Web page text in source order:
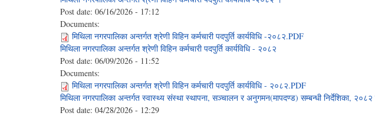
Post date: 06/16/2026 - 17:12
Documents:
मिथिला नगरपालिका अन्तर्गत श्रेणी विहिन कर्मचारी पदपुर्ति कार्यविधि -२०८२.PDF
मिथिला नगरपालिका अन्तर्गत श्रेणी विहिन कर्मचारी पदपुर्ति कार्यविधि - २०८२
Post date: 06/09/2026 - 11:52
Documents:
मिथिला नगरपालिका अन्तर्गत श्रेणी विहिन कर्मचारी पदपुर्ति कार्यविधि - २०८२.PDF
मिथिला नगरपालिका अन्तर्गत स्वास्थ्य संस्था स्थापना, सञ्चालन र अनुगमन(मापदण्ड) सम्बन्धी निर्देशिका,
Post date: 04/28/2026 - 12:29